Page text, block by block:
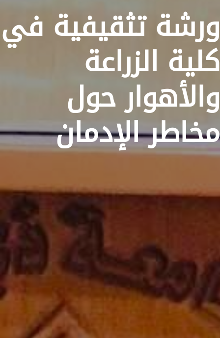
ورشة تثقيفية في
كلية الزراعة
والأهوار حول
مخاطر الإدمان